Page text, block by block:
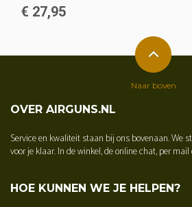
€ 27,95
OVER AIRGUNS.NL
Service en kwaliteit staan bij ons bovenaan. We
voor je klaar. In de winkel, de online chat, per
HOE KUNNEN WE JE HELPEN?
Naar boven